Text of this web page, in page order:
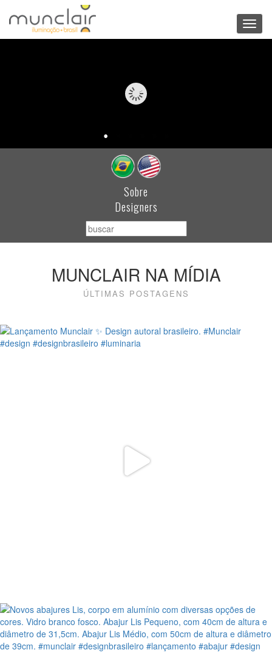
Sobre
Designers
MUNCLAIR NA MÍDIA
ÚLTIMAS POSTAGENS